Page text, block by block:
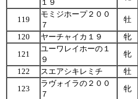
１９
119
モミジホープ２００
７
牡
120
ヤーチャイカ１９ 牝
121
ユーワレイホーの１
９
牝
122
スエアシキレミチ 牡
123
ラヴォイラの２００
７
牝